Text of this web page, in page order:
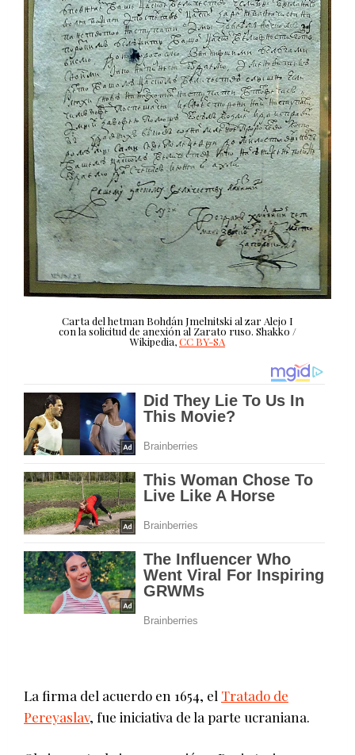
Carta del hetman Bohdán Jmelnitski al zar Alejo I
con la solicitud de anexión al Zarato ruso. Shakko /
Wikipedia,CC BY-SA
La firma del acuerdo en 1654, el Tratado de
Pereyaslav, fue iniciativa de la parte ucraniana.